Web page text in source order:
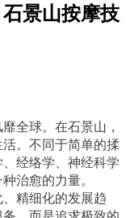
景山按摩技
全球。在石景山，
。不同于简单的揉
经络学、神经科学
治愈的力量。
精细化的发展趋